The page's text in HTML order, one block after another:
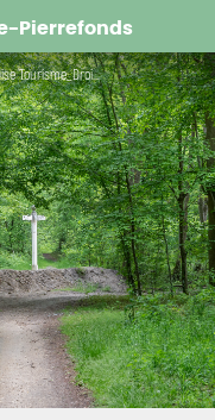
Pierrefonds
Balade en Henson_© Xavier Renoux - Oise Tourisme_Droits jusqu'au 15.07.2031 (5) - Xavier Renoux - Oise Tourisme